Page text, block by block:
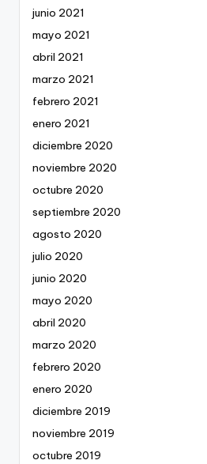
junio 2021
mayo 2021
abril 2021
marzo 2021
febrero 2021
enero 2021
diciembre 2020
noviembre 2020
octubre 2020
septiembre 2020
agosto 2020
julio 2020
junio 2020
mayo 2020
abril 2020
marzo 2020
febrero 2020
enero 2020
diciembre 2019
noviembre 2019
octubre 2019